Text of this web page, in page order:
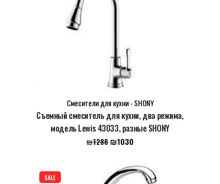
*
Сохранить моё имя, email и адрес сайта в этом
браузере для последующих моих комментариев.
Смесители для кухни - SHONY
Съемный смеситель для кухни, два режима,
модель Lewis 43033, разные SHONY
₪1288 Первоначальная
составляла
₪1288.
₪1030
₪1030.
SALE